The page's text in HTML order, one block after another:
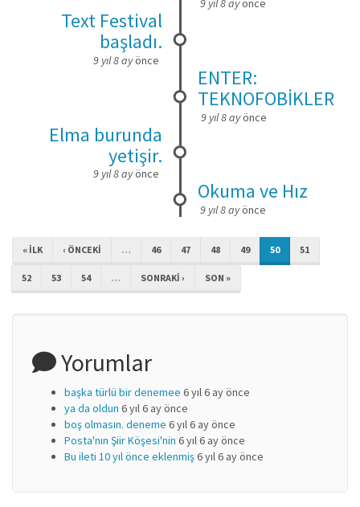
9 yıl 8 ayönce
Text Festival
başladı.
9 yıl 8 ayönce
ENTER:
TEKNOFOBİKLER
9 yıl 8 ayönce
Elma burunda
yetişir.
9 yıl 8 ayönce
Okuma ve Hız
9 yıl 8 ayönce
« ILK ‹ ÖNCEKI … 46 47 48 49 50 51
52 53 54 … SONRAKI › SON »
Yorumlar
başka türlü bir denemee 6 yıl 6 ay önce
ya da oldun 6 yıl 6 ay önce
boş olmasın. deneme 6 yıl 6 ay önce
Posta'nın Şiir Köşesi'nin 6 yıl 6 ay önce
Bu ileti 10 yıl önce eklenmiş6 yıl 6 ay önce